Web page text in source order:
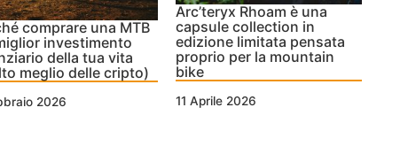
comprare una MTB
investimento
della tua vita
meglio delle cripto)
2026
Arc’teryx Rhoam è una
capsule collection in
edizione limitata pensata
proprio per la mountain
bike
11 Aprile 2026